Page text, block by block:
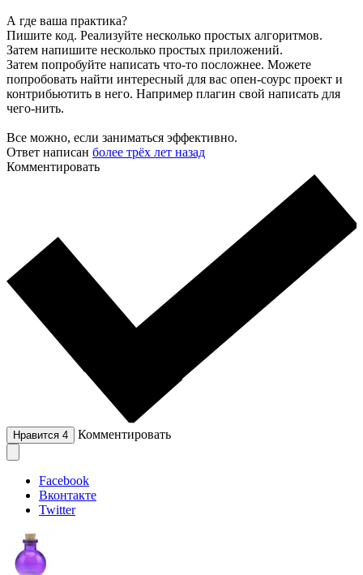
А где ваша практика?
Пишите код. Реализуйте несколько простых алгоритмов.
Затем напишите несколько простых приложений.
Затем попробуйте написать что-то посложнее. Можете
попробовать найти интересный для вас опен-соурс проект и
контрибьютить в него. Например плагин свой написать для
чего-нить.
Все можно, если заниматься эффективно.
Ответ написан более трёх лет назад
Комментировать
Нравится 4 Комментировать
Facebook
Вконтакте
Twitter